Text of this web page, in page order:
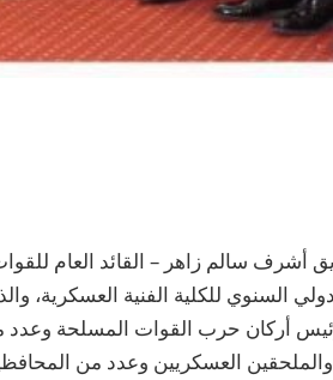
أشرف سالم زاهر – القائد العام للقوات
السنوي للكلية الفنية العسكرية،
أركان حرب القوات المسلحة وعدد
العسكريين وعدد من